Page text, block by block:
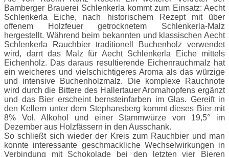
Bamberger Brauerei Schlenkerla kommt zum Einsatz: Aecht
Schlenkerla Eiche, nach historischem Rezept mit über
offenem Holzfeuer getrocknetem Schlenkerla-Malz
hergestellt. Während beim bekannten und klassischen Aecht
Schlenkerla Rauchbier traditionell Buchenholz verwendet
wird, darrt das Malz für Aecht Schlenkerla Eiche mittels
Eichenholz. Das daraus resultierende Eichenrauchmalz hat
ein weicheres und vielschichtigeres Aroma als das würzige
und intensive Buchenholzmalz. Die komplexe Rauchnote
wird durch die Bittere des Hallertauer Aromahopfens ergänzt
und das Bier erscheint bernsteinfarben im Glas. Gereift in
den Kellern unter dem Stephansberg kommt dieses Bier mit
8% Vol. Alkohol und einer Stammwürze von 19,5° im
Dezember aus Holzfässern in den Ausschank.
So schließt sich wieder der Kreis zum Rauchbier und man
konnte interessante geschmackliche Wechselwirkungen in
Verbindung mit Schokolade bei den letzten vier Bieren